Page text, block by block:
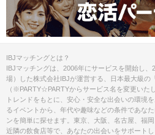
【 鹿児島ラ
主催：縁サ
Phone : 090
Mail :
（※開催中止
番号及びメ
きます。着
IBJマッチングとは？
IBJマッチングは、2006年にサービスを開始し
場）した株式会社IBJが運営する、日本最大級の
（※PARTY☆PARTYからサービス名を変更いた
トレンドをもとに、安心・安全な出会いの環境
るイベントから、年代や趣味などの条件であな
ンを簡単に探せます。東京、大阪、名古屋、福
近隣の飲食店等で、あなたの出会いをサポートし